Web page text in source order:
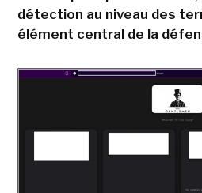
détection au niveau des
élément central de la